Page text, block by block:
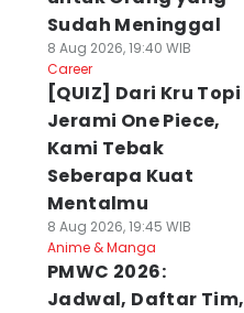
Sudah Meninggal
8 Aug 2026, 19:40 WIB
Career
[QUIZ] Dari Kru Topi
Jerami One Piece,
Kami Tebak
Seberapa Kuat
Mentalmu
8 Aug 2026, 19:45 WIB
Anime & Manga
PMWC 2026:
Jadwal, Daftar Tim,